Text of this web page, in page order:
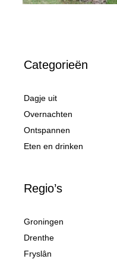
Categorieën
Dagje uit
Overnachten
Ontspannen
Eten en drinken
Regio’s
Groningen
Drenthe
Fryslân